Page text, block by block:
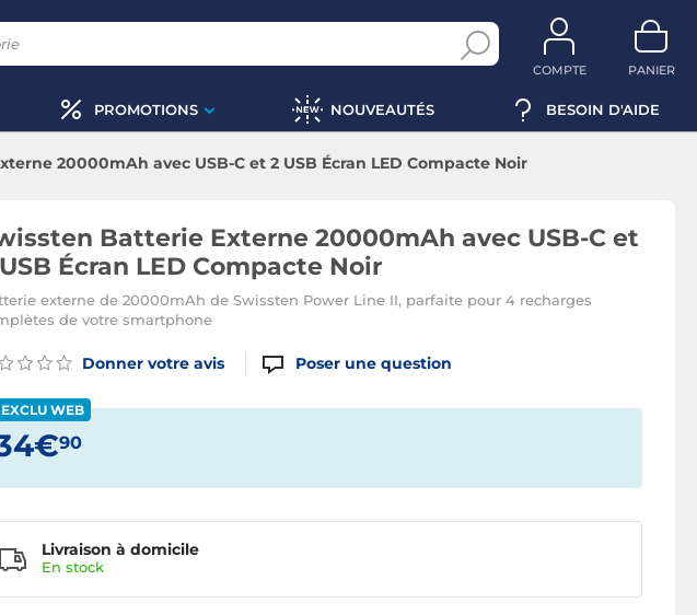
COMPTE PANIER
PROMOTIONS NOUVEAUTÉS BESOIN D'AIDE
20000mAh avec USB-C et 2 USB Écran LED Compacte Noir
Batterie Externe 20000mAh avec USB-C et
Écran LED Compacte Noir
externe de 20000mAh de Swissten Power Line II, parfaite pour 4 recharges
de votre smartphone
Donner votre avis Poser une question
EXCLU WEB
90
Livraison à domicile
En stock